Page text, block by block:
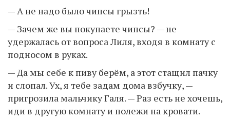
— А не надо было чипсы грызть!
— Зачем же вы покупаете чипсы? — не
удержалась от вопроса Лиля, входя в комнату с
подносом в руках.
— Да мы себе к пиву берём, а этот стащил пачку
и слопал. Ух, я тебе задам дома взбучку, —
пригрозила мальчику Галя. — Раз есть не хочешь,
иди в другую комнату и полежи на кровати.